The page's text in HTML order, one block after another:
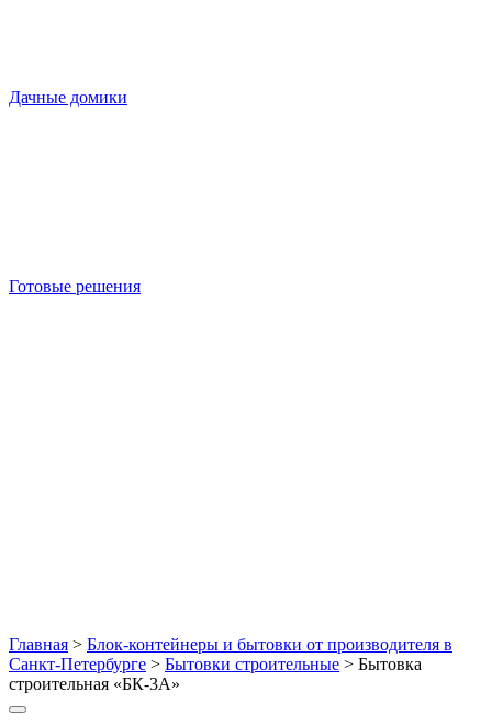
Дачные домики
Готовые решения
Главная > Блок-контейнеры и бытовки от производителя в
Санкт-Петербурге > Бытовки строительные > Бытовка
строительная «БК-3А»